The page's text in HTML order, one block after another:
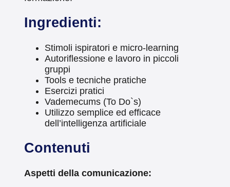
Ingredienti:
Stimoli ispiratori e micro-learning
Autoriflessione e lavoro in piccoli
gruppi
Tools e tecniche pratiche
Esercizi pratici
Vademecums (To Do`s)
Utilizzo semplice ed efficace
dell’intelligenza artificiale
Contenuti
Aspetti della comunicazione: